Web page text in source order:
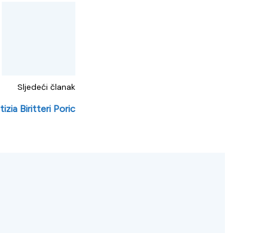
Sljedeći članak
Biritteri Poric